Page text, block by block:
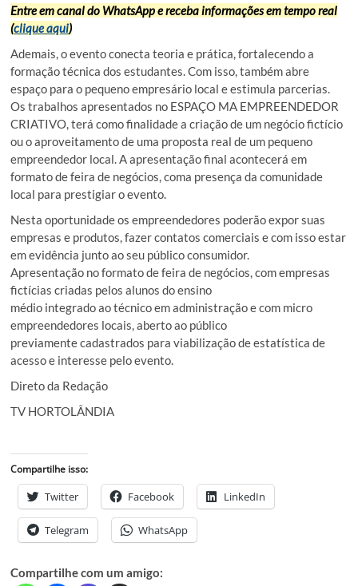
Entre em canal do WhatsApp e receba informações em tempo real
(clique aqui)
Ademais, o evento conecta teoria e prática, fortalecendo a
formação técnica dos estudantes. Com isso, também abre
espaço para o pequeno empresário local e estimula parcerias.
Os trabalhos apresentados no ESPAÇO MA EMPREENDEDOR
CRIATIVO, terá como finalidade a criação de um negócio fictício
ou o aproveitamento de uma proposta real de um pequeno
empreendedor local. A apresentação final acontecerá em
formato de feira de negócios, coma presença da comunidade
local para prestigiar o evento.
Nesta oportunidade os empreendedores poderão expor suas
empresas e produtos, fazer contatos comerciais e com isso estar
em evidência junto ao seu público consumidor.
Apresentação no formato de feira de negócios, com empresas
fictícias criadas pelos alunos do ensino
médio integrado ao técnico em administração e com micro
empreendedores locais, aberto ao público
previamente cadastrados para viabilização de estatística de
acesso e interesse pelo evento.
Direto da Redação
TV HORTOLÂNDIA
Compartilhe isso:
Twitter Facebook LinkedIn
Telegram WhatsApp
Compartilhe com um amigo: